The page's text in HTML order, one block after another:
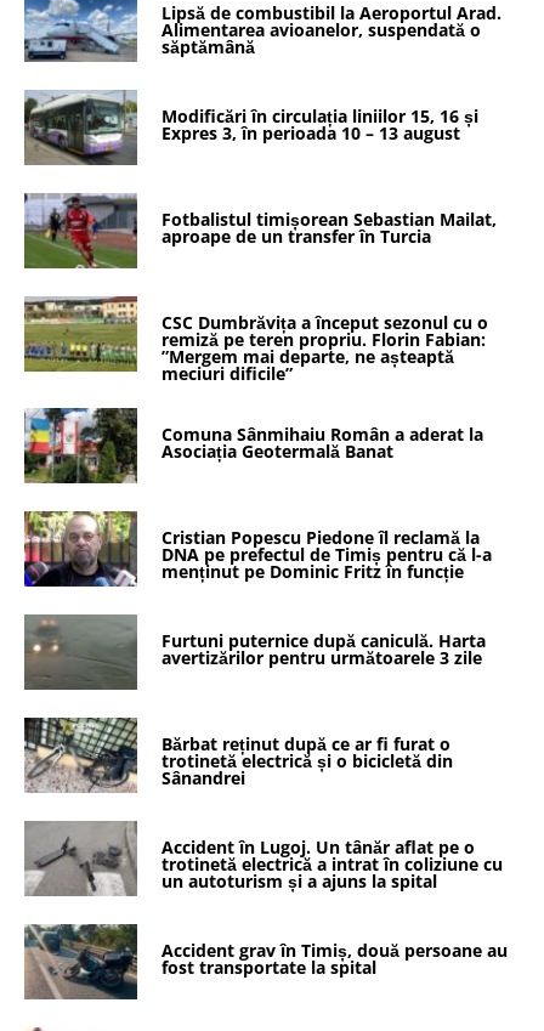
Lipsă de combustibil la Aeroportul Arad.
Alimentarea avioanelor, suspendată o
săptămână
Modificări în circulația liniilor 15, 16 și
Expres 3, în perioada 10 – 13 august
Fotbalistul timișorean Sebastian Mailat,
aproape de un transfer în Turcia
CSC Dumbrăvița a început sezonul cu o
remiză pe teren propriu. Florin Fabian:
”Mergem mai departe, ne așteaptă
meciuri dificile”
Comuna Sânmihaiu Român a aderat la
Asociația Geotermală Banat
Cristian Popescu Piedone îl reclamă la
DNA pe prefectul de Timiș pentru că l-a
menținut pe Dominic Fritz în funcție
Furtuni puternice după caniculă. Harta
avertizărilor pentru următoarele 3 zile
Bărbat reținut după ce ar fi furat o
trotinetă electrică și o bicicletă din
Sânandrei
Accident în Lugoj. Un tânăr aflat pe o
trotinetă electrică a intrat în coliziune cu
un autoturism și a ajuns la spital
Accident grav în Timiș, două persoane au
fost transportate la spital